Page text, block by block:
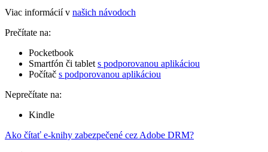
Viac informácií v našich návodoch
Prečítate na:
Pocketbook
Smartfón či tablet s podporovanou aplikáciou
Počítač s podporovanou aplikáciou
Neprečítate na:
Kindle
Ako čítať e-knihy zabezpečené cez Adobe DRM?